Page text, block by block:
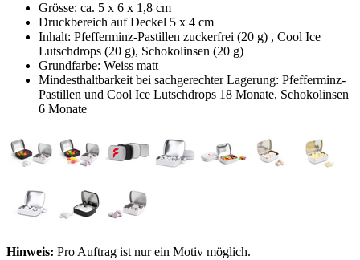
Grösse: ca. 5 x 6 x 1,8 cm
Druckbereich auf Deckel 5 x 4 cm
Inhalt: Pfefferminz-Pastillen zuckerfrei (20 g) , Cool Ice
Lutschdrops (20 g), Schokolinsen (20 g)
Grundfarbe: Weiss matt
Mindesthaltbarkeit bei sachgerechter Lagerung: Pfefferminz-
Pastillen und Cool Ice Lutschdrops 18 Monate, Schokolinsen
6 Monate
Hinweis: Pro Auftrag ist nur ein Motiv möglich.